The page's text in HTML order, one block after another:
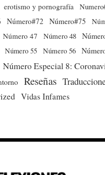
erotismo y pornografía
Número#72 Número#75
Número 47 Número 48
Número 55 Número 56
Número Especial 8:
Reseñas
Vidas Infames